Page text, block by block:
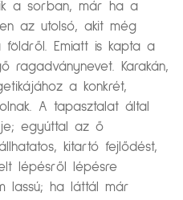
a sorban, már ha a
az utolsó, akit még
földről. Emiatt is kapta a
ragadványnevet. Karakán,
a konkrét,
A tapasztalat által
egyúttal az ő
kitartó fejlődést,
lépésről lépésre
lassú; ha láttál már